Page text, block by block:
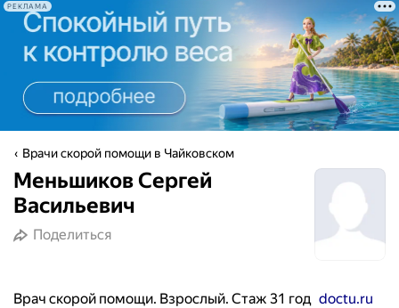
РЕКЛАМА
Врачи скорой помощи в Чайковском
Меньшиков Сергей
Васильевич
Поделиться
Врач скорой помощи. Взрослый. Стаж 31 год doctu.ru